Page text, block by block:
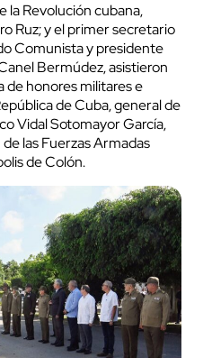
la Revolución cubana,
Ruz; y el primer secretario
Comunista y presidente
Bermúdez, asistieron
de honores militares e
de Cuba, general de
Vidal Sotomayor García,
las Fuerzas Armadas
de Colón.